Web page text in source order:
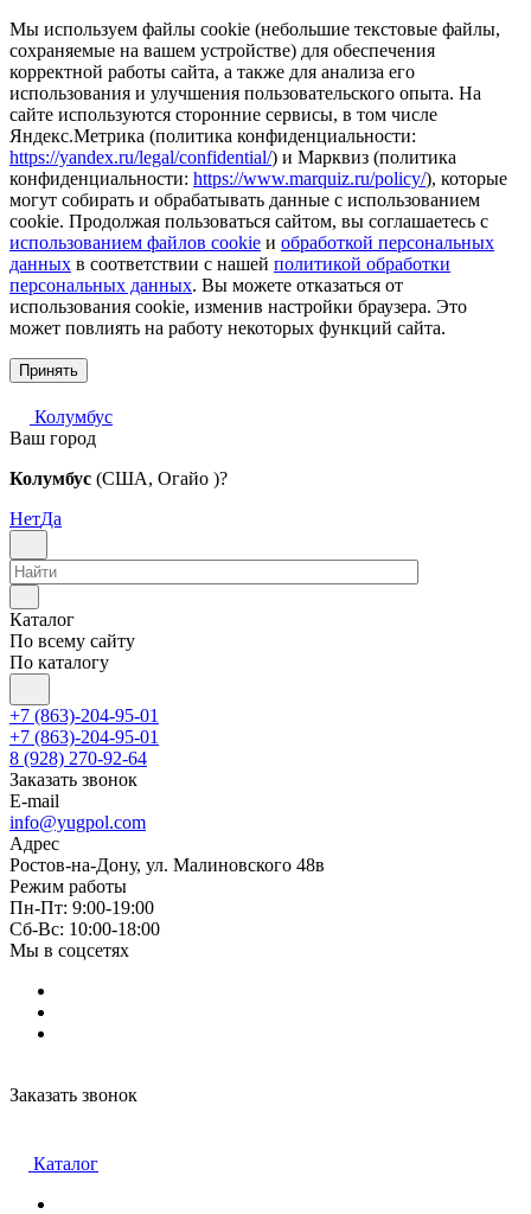
Мы используем файлы cookie (небольшие текстовые файлы,
сохраняемые на вашем устройстве) для обеспечения
корректной работы сайта, а также для анализа его
использования и улучшения пользовательского опыта. На
сайте используются сторонние сервисы, в том числе
Яндекс.Метрика (политика конфиденциальности:
https://yandex.ru/legal/confidential/) и Марквиз (политика
конфиденциальности: https://www.marquiz.ru/policy/), которые
могут собирать и обрабатывать данные с использованием
cookie. Продолжая пользоваться сайтом, вы соглашаетесь с
использованием файлов cookie и обработкой персональных
данных в соответствии с нашей политикой обработки
персональных данных. Вы можете отказаться от
использования cookie, изменив настройки браузера. Это
может повлиять на работу некоторых функций сайта.
Принять
Колумбус
Ваш город
Колумбус (США, Огайо )?
НетДа
Каталог
По всему сайту
По каталогу
+7 (863)-204-95-01
+7 (863)-204-95-01
8 (928) 270-92-64
Заказать звонок
E-mail
info@yugpol.com
Адрес
Ростов-на-Дону, ул. Малиновского 48в
Режим работы
Пн-Пт: 9:00-19:00
Cб-Вс: 10:00-18:00
Мы в соцсетях
Заказать звонок
Каталог